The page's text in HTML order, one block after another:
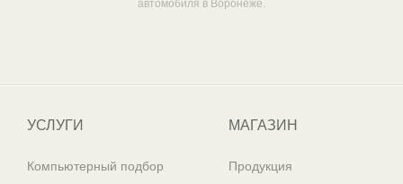
автомобиля в Воронеже.
УСЛУГИ
Компьютерный подбор
МАГАЗИН
Продукция